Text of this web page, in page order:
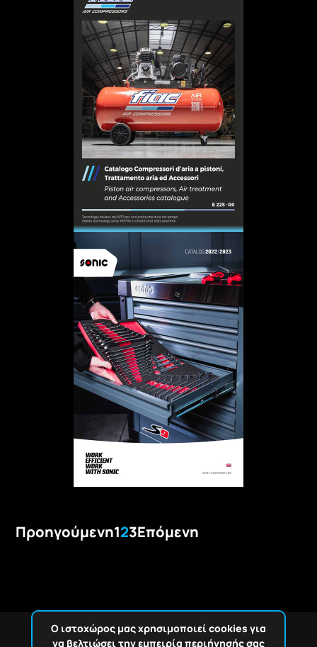
Προηγούμενη123Επόμενη
Ο ιστοχώρος μας χρησιμοποιεί cookies για
να βελτιώσει την εμπειρία περιήγησής σας